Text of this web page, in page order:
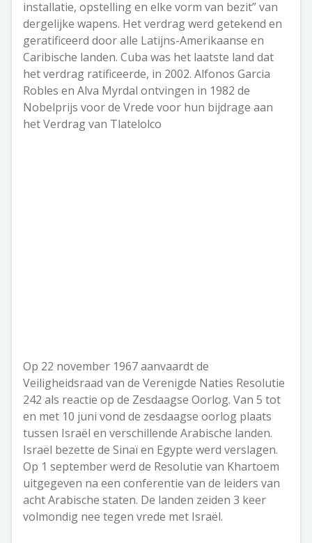
installatie, opstelling en elke vorm van bezit” van
dergelijke wapens. Het verdrag werd getekend en
geratificeerd door alle Latijns-Amerikaanse en
Caribische landen. Cuba was het laatste land dat
het verdrag ratificeerde, in 2002. Alfonos Garcia
Robles en Alva Myrdal ontvingen in 1982 de
Nobelprijs voor de Vrede voor hun bijdrage aan
het Verdrag van Tlatelolco
Op 22 november 1967 aanvaardt de
Veiligheidsraad van de Verenigde Naties Resolutie
242 als reactie op de Zesdaagse Oorlog. Van 5 tot
en met 10 juni vond de zesdaagse oorlog plaats
tussen Israël en verschillende Arabische landen.
Israël bezette de Sinaï en Egypte werd verslagen.
Op 1 september werd de Resolutie van Khartoem
uitgegeven na een conferentie van de leiders van
acht Arabische staten. De landen zeiden 3 keer
volmondig nee tegen vrede met Israël.